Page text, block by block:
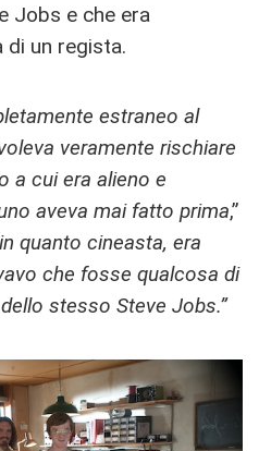
Jobs e che era
di un regista.
estraneo al
veramente rischiare
a cui era alieno e
aveva mai fatto prima,”
quanto cineasta, era
che fosse qualcosa di
stesso Steve Jobs.”